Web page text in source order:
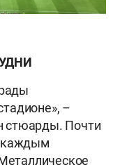
–
стюарды. Почти
каждым